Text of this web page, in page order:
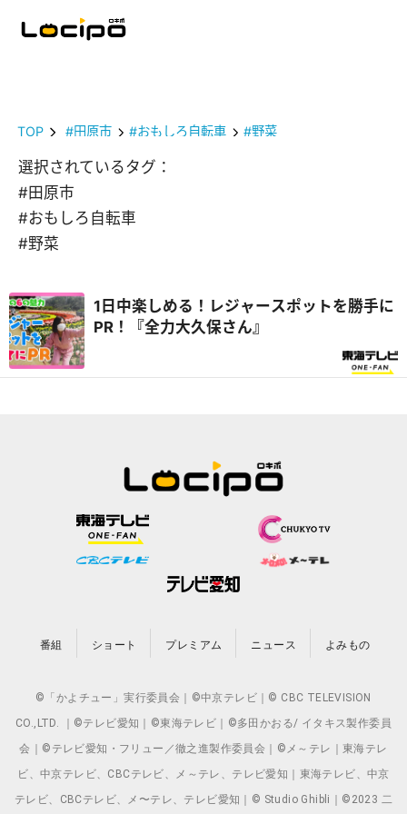
TOP #田原市 #おもしろ自転車 #野菜
選択されているタグ：
#田原市
#おもしろ自転車
#野菜
1日中楽しめる！レジャースポットを勝手に
PR！『全力大久保さん』
番組 ショート プレミアム ニュース よみもの
©「かよチュー」実行委員会｜©中京テレビ｜© CBC TELEVISION
CO.,LTD. ｜©テレビ愛知｜©東海テレビ｜©多田かおる/ イタキス製作委員
会｜©テレビ愛知・フリュー／徹之進製作委員会｜©メ～テレ｜東海テレ
ビ、中京テレビ、CBCテレビ、メ～テレ、テレビ愛知｜東海テレビ、中京
テレビ、CBCテレビ、メ〜テレ、テレビ愛知｜© Studio Ghibli｜©2023 二